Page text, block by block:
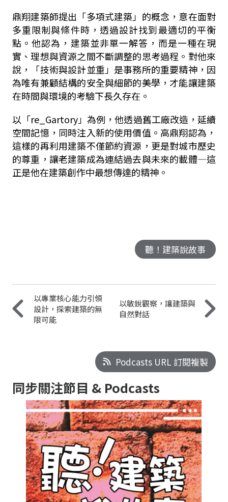
鼎翔建築師提出「多項式建築」的概念，意在面對
多重限制與條件時，透過設計找到最適切的平衡
點。他認為，建築並非單一解答，而是一種在現
實、理想與資源之間不斷調整的思考過程。對他來
說，「技術與設計並重」是事務所的重要精神，因
為唯有兼顧結構的安全與細節的美學，才能讓建築
在時間與環境的考驗下長久存在。
以「re_Gartory」為例，他透過舊工廠改造，延續
空間記憶，同時注入新的使用價值。高鼎翔認為，
這樣的再利用建築不僅節約資源，更是對城市歷史
的尊重，讓老建築成為連結過去與未來的載體—這
正是他在建築創作中最想傳達的精神。
聽！建築說故事
以專業核心能力引領
設計，探索建築的無
限可能
以敏銳觀察，讓建築與
自然對話
Podcasts URL 訂閱複製
同步關注節目 & Podcasts